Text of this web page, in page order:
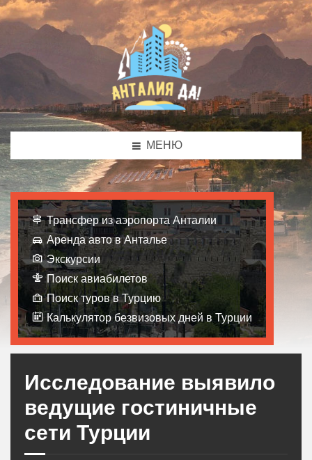
МЕНЮ
Трансфер из аэропорта Анталии
Аренда авто в Анталье
Экскурсии
Поиск авиабилетов
Поиск туров в Турцию
Калькулятор безвизовых дней в Турции
Исследование выявило
ведущие гостиничные
сети Турции